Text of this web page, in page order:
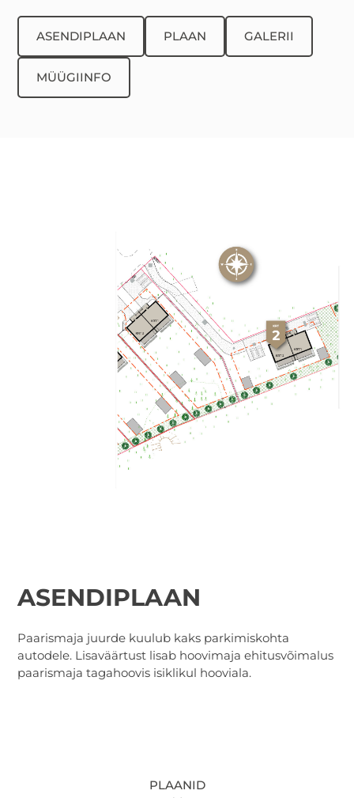
ASENDIPLAAN PLAAN GALERII
MÜÜGIINFO
ASENDIPLAAN
Paarismaja juurde kuulub kaks parkimiskohta
autodele. Lisaväärtust lisab hoovimaja ehitusvõimalus
paarismaja tagahoovis isiklikul hooviala.
PLAANID